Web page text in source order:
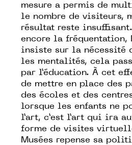
mesure a permis de
le nombre de visiteurs,
résultat reste
encore la fréquentation,
insiste sur la nécessité
les mentalités, cela
par l’éducation. À cet
de mettre en place des
des écoles et des
lorsque les enfants ne
l’art, c’est l’art qui ira
forme de visites
Musées repense sa